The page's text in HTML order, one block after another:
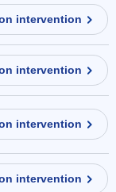
intervention
intervention
intervention
intervention